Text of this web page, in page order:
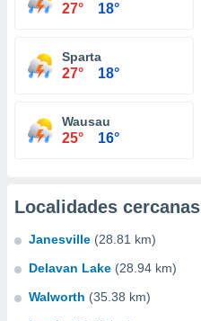
27° 18°
Sparta
27° 18°
Wausau
25° 16°
Localidades cercanas
Janesville (28.81 km)
Delavan Lake (28.94 km)
Walworth (35.38 km)